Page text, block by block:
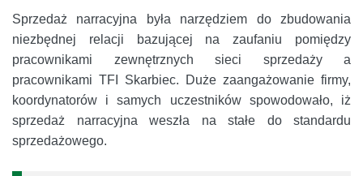
Sprzedaż narracyjna była narzędziem do zbudowania
niezbędnej relacji bazującej na zaufaniu pomiędzy
pracownikami zewnętrznych sieci sprzedaży a
pracownikami TFI Skarbiec. Duże zaangażowanie firmy,
koordynatorów i samych uczestników spowodowało, iż
sprzedaż narracyjna weszła na stałe do standardu
sprzedażowego.